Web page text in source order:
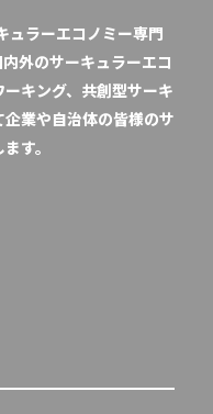
ラーエコノミー専門
外のサーキュラーエコ
キング、共創型サーキ
業や自治体の皆様のサ
す。